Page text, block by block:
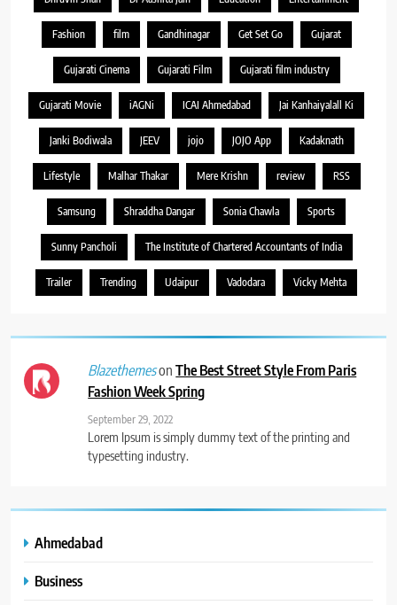
Fashion film Gandhinagar Get Set Go Gujarat
Gujarati Cinema Gujarati Film Gujarati film industry
Gujarati Movie iAGNi ICAI Ahmedabad Jai Kanhaiyalall Ki
Janki Bodiwala JEEV jojo JOJO App Kadaknath
Lifestyle Malhar Thakar Mere Krishn review RSS
Samsung Shraddha Dangar Sonia Chawla Sports
Sunny Pancholi The Institute of Chartered Accountants of India
Trailer Trending Udaipur Vadodara Vicky Mehta
BlazethemesonThe Best Street Style From Paris
Fashion Week Spring
September 29, 2022
Lorem Ipsum is simply dummy text of the printing and
typesetting industry.
Ahmedabad
Business